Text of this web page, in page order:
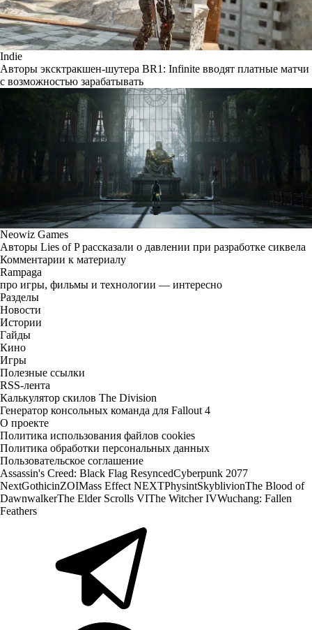
Indie
Авторы эксктракшен-шутера BR1: Infinite вводят платные матчи
с возможностью зарабатывать
Neowiz Games
Авторы Lies of P рассказали о давлении при разработке сиквела
Комментарии к материалу
Rampaga
про игры, фильмы и технологии — интересно
Разделы
Новости
Истории
Гайды
Кино
Игры
Полезные ссылки
RSS-лента
Калькулятор скилов The Division
Генератор консольных команда для Fallout 4
О проекте
Политика использования файлов cookies
Политика обработки персональных данных
Пользовательское соглашение
Assassin's Creed: Black Flag ResyncedCyberpunk 2077
NextGothicinZOIMass Effect NEXTPhysintSkyblivionThe Blood of
DawnwalkerThe Elder Scrolls VIThe Witcher IVWuchang: Fallen
Feathers